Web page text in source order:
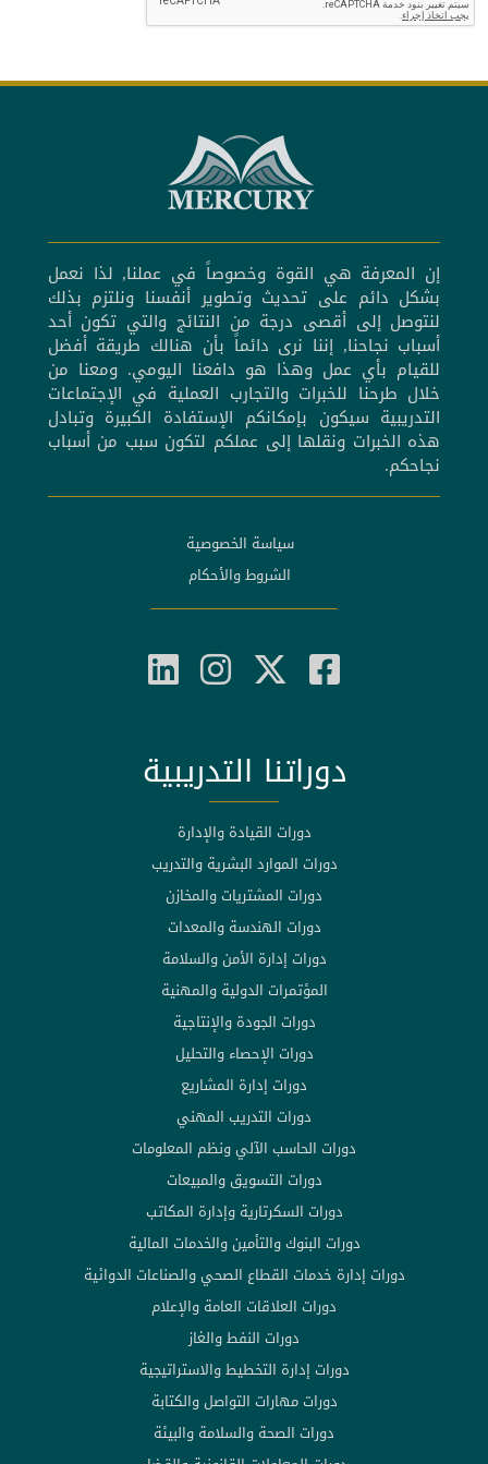
إن المعرفة هي القوة وخصوصاً في عملنا, لذا نعمل
بشكل دائم على تحديث وتطوير أنفسنا ونلتزم بذلك
لنتوصل إلى أقصى درجة من النتائج والتي تكون أحد
أسباب نجاحنا, إننا نرى دائماً بأن هنالك طريقة أفضل
للقيام بأي عمل وهذا هو دافعنا اليومي. ومعنا من
خلال طرحنا للخبرات والتجارب العملية في الإجتماعات
التدريبية سيكون بإمكانكم الإستفادة الكبيرة وتبادل
هذه الخبرات ونقلها إلى عملكم لتكون سبب من أسباب
نجاحكم.
سياسة الخصوصية
الشروط والأحكام
دوراتنا التدريبية
دورات القيادة والإدارة
دورات الموارد البشرية والتدريب
دورات المشتريات والمخازن
دورات الهندسة والمعدات
دورات إدارة الأمن والسلامة
المؤتمرات الدولية والمهنية
دورات الجودة والإنتاجية
دورات الإحصاء والتحليل
دورات إدارة المشاريع
دورات التدريب المهني
دورات الحاسب الآلي ونظم المعلومات
دورات التسويق والمبيعات
دورات السكرتارية وإدارة المكاتب
دورات البنوك والتأمين والخدمات المالية
دورات إدارة خدمات القطاع الصحي والصناعات الدوائية
دورات العلاقات العامة والإعلام
دورات النفط والغاز
دورات إدارة التخطيط والاستراتيجية
دورات مهارات التواصل والكتابة
دورات الصحة والسلامة والبيئة